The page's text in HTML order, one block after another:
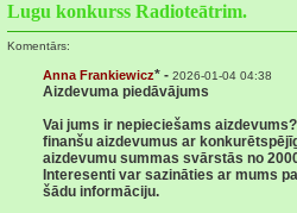
Lugu konkurss Radioteātrim.
Komentārs:
Anna Frankiewicz* - 2026-01-04 04:38
Aizdevuma piedāvājums
Vai jums ir nepieciešams
finanšu aizdevumus ar
aizdevumu summas svārstās no
Interesenti var sazināties ar mums
šādu informāciju.